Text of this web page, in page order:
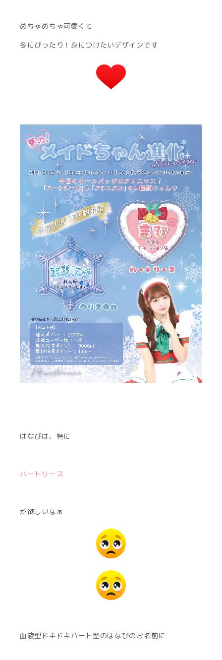
めちゃめちゃ可愛くて
冬にぴったり！身につけたいデザインです
はなびは、特に
ハートリース
が欲しいなぁ
血液型ドキドキハート型のはなびのお名前に